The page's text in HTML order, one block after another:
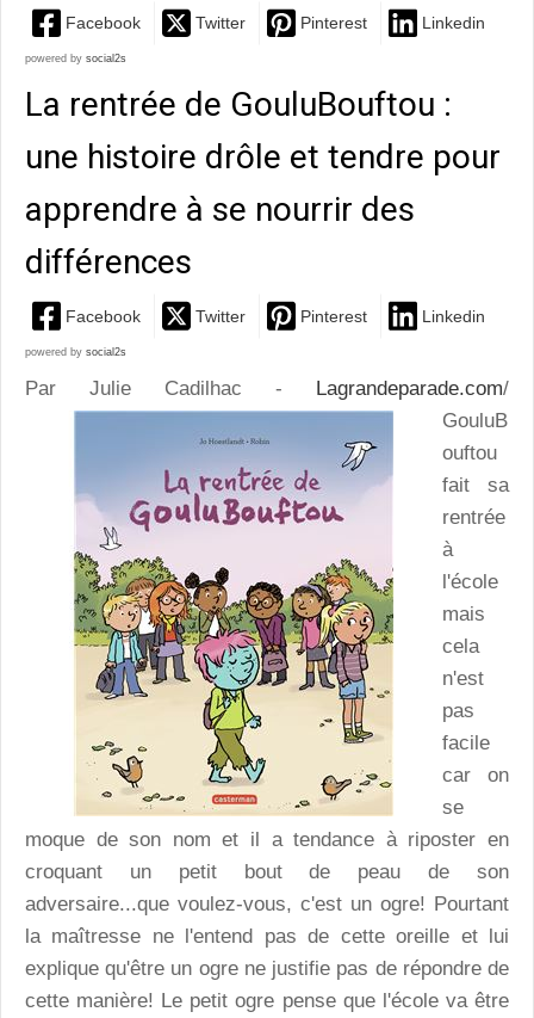
Facebook Twitter Pinterest Linkedin
powered by social2s
La rentrée de GouluBouftou :
une histoire drôle et tendre pour
apprendre à se nourrir des
différences
Facebook Twitter Pinterest Linkedin
powered by social2s
Par Julie Cadilhac - Lagrandeparade.com/
GouluB
ouftou
fait sa
rentrée
à
l'école
mais
cela
n'est
pas
facile
car on
se
moque de son nom et il a tendance à riposter en
croquant un petit bout de peau de son
adversaire...que voulez-vous, c'est un ogre! Pourtant
la maîtresse ne l'entend pas de cette oreille et lui
explique qu'être un ogre ne justifie pas de répondre de
cette manière! Le petit ogre pense que l'école va être